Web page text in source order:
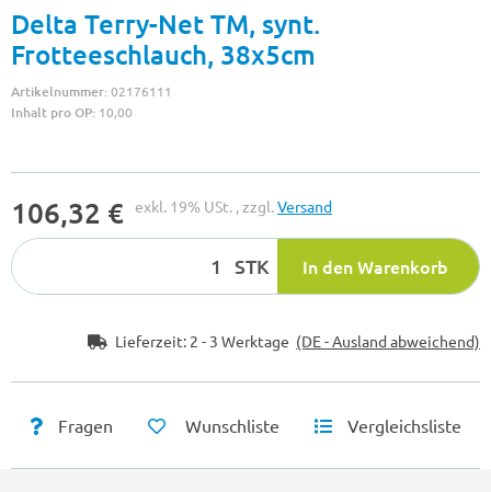
Delta Terry-Net TM, synt.
Frotteeschlauch, 38x5cm
Artikelnummer:02176111
Inhalt pro OP: 10,00
106,32 € exkl. 19% USt. , zzgl.Versand
STK In den Warenkorb
Lieferzeit: 2 - 3 Werktage (DE - Ausland abweichend)
Fragen Wunschliste Vergleichsliste